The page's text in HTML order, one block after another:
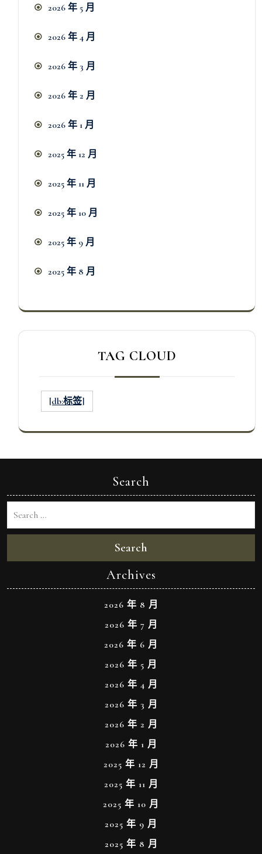
2026 年 5 月
2026 年 4 月
2026 年 3 月
2026 年 2 月
2026 年 1 月
2025 年 12 月
2025 年 11 月
2025 年 10 月
2025 年 9 月
2025 年 8 月
TAG CLOUD
[db:标签]
Search
Search
Archives
2026 年 8 月
2026 年 7 月
2026 年 6 月
2026 年 5 月
2026 年 4 月
2026 年 3 月
2026 年 2 月
2026 年 1 月
2025 年 12 月
2025 年 11 月
2025 年 10 月
2025 年 9 月
2025 年 8 月